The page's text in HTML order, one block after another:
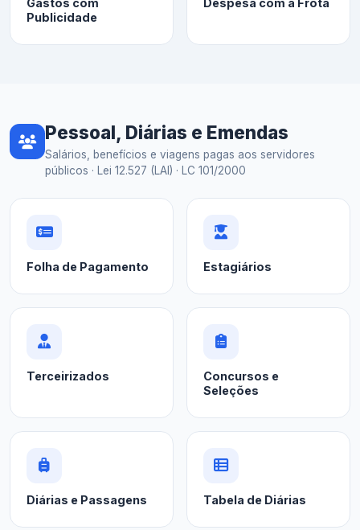
Gastos com
Publicidade
Despesa com a Frota
Pessoal, Diárias e Emendas
Salários, benefícios e viagens pagas aos servidores
públicos · Lei 12.527 (LAI) · LC 101/2000
Folha de Pagamento Estagiários
Terceirizados
Concursos e
Seleções
Diárias e Passagens Tabela de Diárias